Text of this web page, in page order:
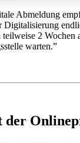
Abmeldung
Digitalisierung
teilweise 2 Wochen
warten.”